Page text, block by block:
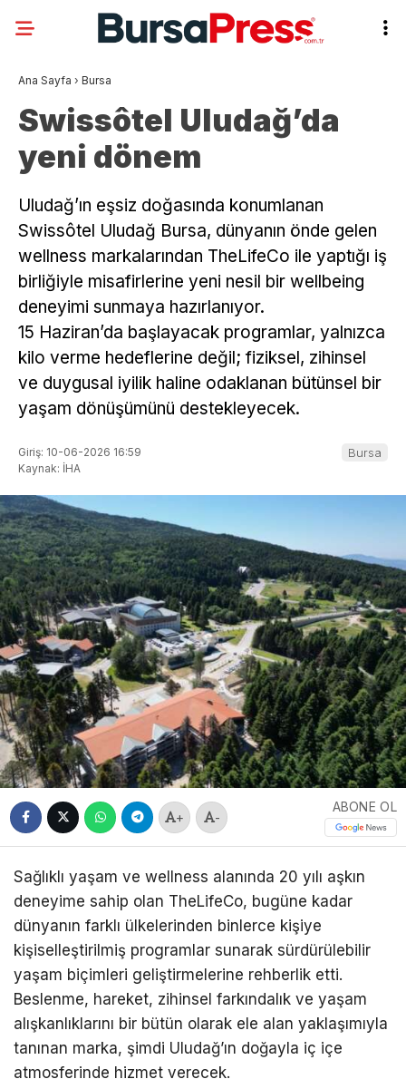
Ana Sayfa › Bursa
Swissôtel Uludağ’da
yeni dönem
Uludağ’ın eşsiz doğasında konumlanan
Swissôtel Uludağ Bursa, dünyanın önde gelen
wellness markalarından TheLifeCo ile yaptığı iş
birliğiyle misafirlerine yeni nesil bir wellbeing
deneyimi sunmaya hazırlanıyor.
15 Haziran’da başlayacak programlar, yalnızca
kilo verme hedeflerine değil; fiziksel, zihinsel
ve duygusal iyilik haline odaklanan bütünsel bir
yaşam dönüşümünü destekleyecek.
Giriş: 10-06-2026 16:59
Kaynak: İHA
Bursa
+ -
ABONE OL
Sağlıklı yaşam ve wellness alanında 20 yılı aşkın
deneyime sahip olan TheLifeCo, bugüne kadar
dünyanın farklı ülkelerinden binlerce kişiye
kişiselleştirilmiş programlar sunarak sürdürülebilir
yaşam biçimleri geliştirmelerine rehberlik etti.
Beslenme, hareket, zihinsel farkındalık ve yaşam
alışkanlıklarını bir bütün olarak ele alan yaklaşımıyla
tanınan marka, şimdi Uludağ’ın doğayla iç içe
atmosferinde hizmet verecek.